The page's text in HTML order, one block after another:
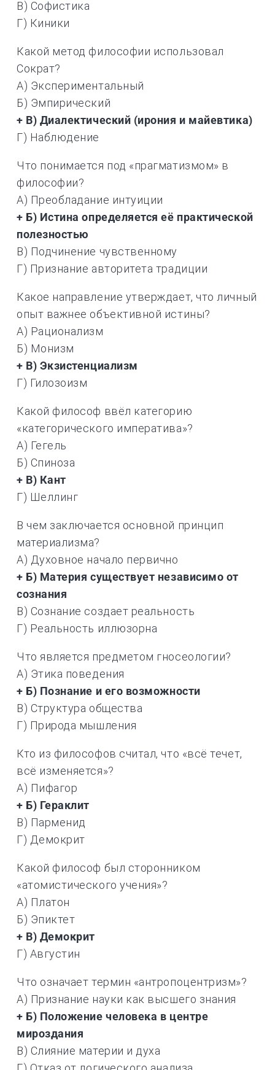
В) Софистика
Г) Киники
Какой метод философии использовал
Сократ?
А) Экспериментальный
Б) Эмпирический
+ В) Диалектический (ирония и майевтика)
Г) Наблюдение
Что понимается под «прагматизмом» в
философии?
А) Преобладание интуиции
+ Б) Истина определяется её практической
полезностью
В) Подчинение чувственному
Г) Признание авторитета традиции
Какое направление утверждает, что личный
опыт важнее объективной истины?
А) Рационализм
Б) Монизм
+ В) Экзистенциализм
Г) Гилозоизм
Какой философ ввёл категорию
«категорического императива»?
А) Гегель
Б) Спиноза
+ В) Кант
Г) Шеллинг
В чем заключается основной принцип
материализма?
А) Духовное начало первично
+ Б) Материя существует независимо от
сознания
В) Сознание создает реальность
Г) Реальность иллюзорна
Что является предметом гносеологии?
А) Этика поведения
+ Б) Познание и его возможности
В) Структура общества
Г) Природа мышления
Кто из философов считал, что «всё течет,
всё изменяется»?
А) Пифагор
+ Б) Гераклит
В) Парменид
Г) Демокрит
Какой философ был сторонником
«атомистического учения»?
А) Платон
Б) Эпиктет
+ В) Демокрит
Г) Августин
Что означает термин «антропоцентризм»?
А) Признание науки как высшего знания
+ Б) Положение человека в центре
мироздания
В) Слияние материи и духа